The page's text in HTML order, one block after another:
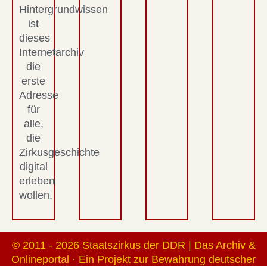
Hintergrundwissen
ist
dieses
Internetarchiv
die
erste
Adresse
für
alle,
die
Zirkusgeschichte
digital
erleben
wollen.
© 2011 - 2026 Staatszirkus der DDR | Das Archiv &
Onlineportal · Ein Projekt zur Bewahrung deutscher